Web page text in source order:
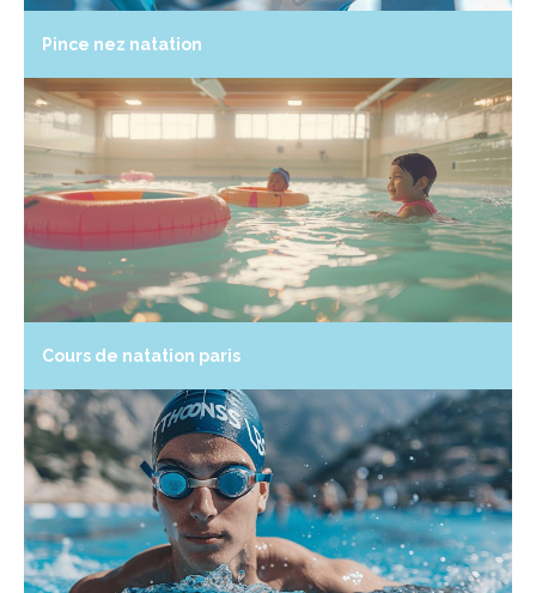
Pince nez natation
Cours de natation paris